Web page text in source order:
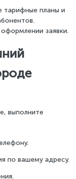
тарифные планы и
заявки.
выполните
по вашему адресу.